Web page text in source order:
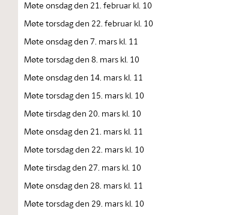
Møte onsdag den 21. februar kl. 10
Møte torsdag den 22. februar kl. 10
Møte onsdag den 7. mars kl. 11
Møte torsdag den 8. mars kl. 10
Møte onsdag den 14. mars kl. 11
Møte torsdag den 15. mars kl. 10
Møte tirsdag den 20. mars kl. 10
Møte onsdag den 21. mars kl. 11
Møte torsdag den 22. mars kl. 10
Møte tirsdag den 27. mars kl. 10
Møte onsdag den 28. mars kl. 11
Møte torsdag den 29. mars kl. 10